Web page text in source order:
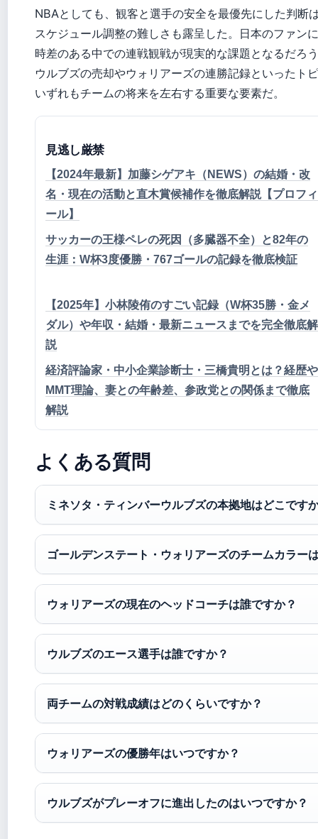
NBAとしても、観客と選手の安全を最優先にした判断
スケジュール調整の難しさも露呈した。日本のファン
時差のある中での連戦観戦が現実的な課題となるだろ
ウルブズの売却やウォリアーズの連勝記録といったト
いずれもチームの将来を左右する重要な要素だ。
見逃し厳禁
【2024年最新】加藤シゲアキ（NEWS）の結婚・改
名・現在の活動と直木賞候補作を徹底解説【プロフィ
ール】
サッカーの王様ペレの死因（多臓器不全）と82年の
生涯：W杯3度優勝・767ゴールの記録を徹底検証
【2025年】小林陵侑のすごい記録（W杯35勝・金メ
ダル）や年収・結婚・最新ニュースまでを完全徹底解
説
経済評論家・中小企業診断士・三橋貴明とは？経歴や
MMT理論、妻との年齢差、参政党との関係まで徹底
解説
よくある質問
ミネソタ・ティンバーウルブズの本拠地はどこです
ゴールデンステート・ウォリアーズのチームカラー
ウォリアーズの現在のヘッドコーチは誰ですか？
ウルブズのエース選手は誰ですか？
両チームの対戦成績はどのくらいですか？
ウォリアーズの優勝年はいつですか？
ウルブズがプレーオフに進出したのはいつですか？